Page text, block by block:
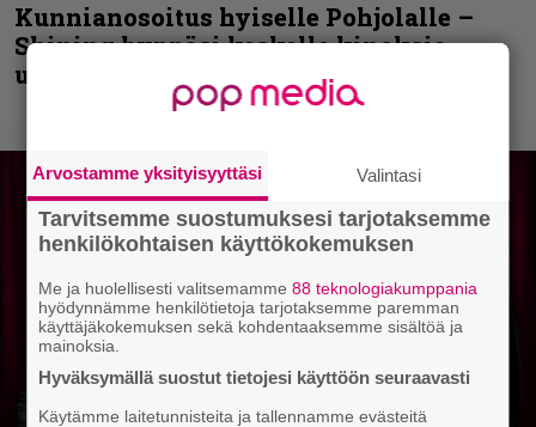
Kunnianosoitus hyiselle Pohjolalle –
Shining hyppäsi keskelle kinoksia
uudella videollaan
Arvostamme yksityisyyttäsi Valintasi
Tarvitsemme suostumuksesi tarjotaksemme
henkilökohtaisen käyttökokemuksen
Me ja huolellisesti valitsemamme88 teknologiakumppania
hyödynnämme henkilötietoja tarjotaksemme paremman
käyttäjäkokemuksen sekä kohdentaaksemme sisältöä ja
mainoksia.
Hyväksymällä suostut tietojesi käyttöön seuraavasti
Käytämme laitetunnisteita ja tallennamme evästeitä